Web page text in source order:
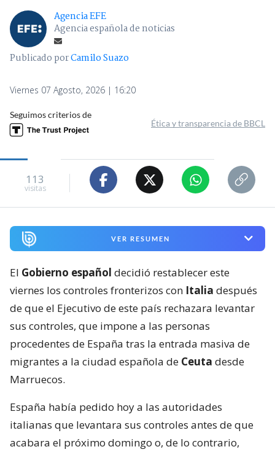
Agencia EFE
Agencia española de noticias
Publicado porCamilo Suazo
Viernes 07 Agosto, 2026 | 16:20
Seguimos criterios de
Ética y transparencia de BBCL
113
visitas
VER RESUMEN
El Gobierno español decidió restablecer este
viernes los controles fronterizos con Italia después
de que el Ejecutivo de este país rechazara levantar
sus controles, que impone a las personas
procedentes de España tras la entrada masiva de
migrantes a la ciudad española de Ceuta desde
Marruecos.
España había pedido hoy a las autoridades
italianas que levantara sus controles antes de que
acabara el próximo domingo o, de lo contrario,